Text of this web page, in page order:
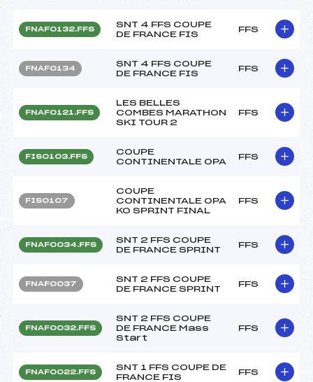
FNAF0132.FFS
SNT 4 FFS COUPE
DE FRANCE FIS
FFS
FNAF0134
SNT 4 FFS COUPE
DE FRANCE FIS
FFS
FNAF0121.FFS
LES BELLES
COMBES MARATHON
SKI TOUR 2
FFS
FIS0103.FFS
COUPE
CONTINENTALE OPA
FFS
FIS0107
COUPE
CONTINENTALE OPA
KO SPRINT FINAL
FFS
FNAF0034.FFS
SNT 2 FFS COUPE
DE FRANCE SPRINT
FFS
FNAF0037
SNT 2 FFS COUPE
DE FRANCE SPRINT
FFS
FNAF0032.FFS
SNT 2 FFS COUPE
DE FRANCE Mass
Start
FFS
FNAF0022.FFS
SNT 1 FFS COUPE DE
FRANCE FIS
FFS